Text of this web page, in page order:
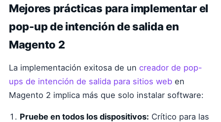
Mejores prácticas para implementar el
pop-up de intención de salida en
Magento 2
La implementación exitosa de un creador de pop-
ups de intención de salida para sitios web en
Magento 2 implica más que solo instalar software:
Pruebe en todos los dispositivos: Crítico para las